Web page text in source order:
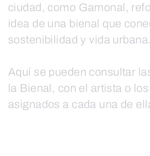
ciudad, como Gamonal,
idea de una bienal que
sostenibilidad y vida urbana.
Aquí se pueden consultar
la Bienal, con el artista o
asignados a cada una de